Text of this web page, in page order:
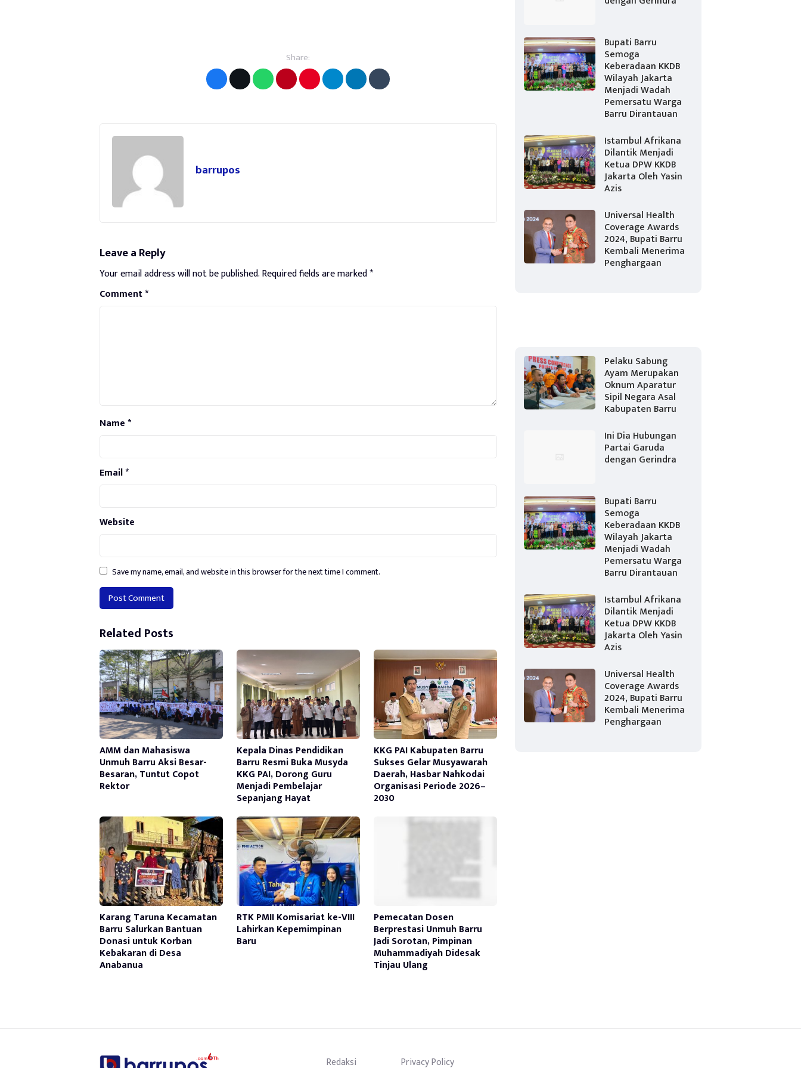
Share:
barrupos
Leave a Reply
Your email address will not be published.Required fields are marked*
Comment*
Name*
Email*
Website
Save my name, email, and website in this browser for the next time I comment.
Alternative:
Related Posts
AMM dan Mahasiswa
Unmuh Barru Aksi Besar-
Besaran, Tuntut Copot
Rektor
Kepala Dinas Pendidikan
Barru Resmi Buka Musyda
KKG PAI, Dorong Guru
Menjadi Pembelajar
Sepanjang Hayat
KKG PAI Kabupaten Barru
Sukses Gelar Musyawarah
Daerah, Hasbar Nahkodai
Organisasi Periode 2026–
2030
Karang Taruna Kecamatan
Barru Salurkan Bantuan
Donasi untuk Korban
Kebakaran di Desa
Anabanua
RTK PMII Komisariat ke-VIII
Lahirkan Kepemimpinan
Baru
Pemecatan Dosen
Berprestasi Unmuh Barru
Jadi Sorotan, Pimpinan
Muhammadiyah Didesak
Tinjau Ulang
Bupati Barru
Semoga
Keberadaan KKDB
Wilayah Jakarta
Menjadi Wadah
Pemersatu Warga
Barru Dirantauan
Istambul Afrikana
Dilantik Menjadi
Ketua DPW KKDB
Jakarta Oleh Yasin
Azis
Universal Health
Coverage Awards
2024, Bupati Barru
Kembali Menerima
Penghargaan
Pelaku Sabung
Ayam Merupakan
Oknum Aparatur
Sipil Negara Asal
Kabupaten Barru
Ini Dia Hubungan
Partai Garuda
dengan Gerindra
Bupati Barru
Semoga
Keberadaan KKDB
Wilayah Jakarta
Menjadi Wadah
Pemersatu Warga
Barru Dirantauan
Istambul Afrikana
Dilantik Menjadi
Ketua DPW KKDB
Jakarta Oleh Yasin
Azis
Universal Health
Coverage Awards
2024, Bupati Barru
Kembali Menerima
Penghargaan
Redaksi Privacy Policy